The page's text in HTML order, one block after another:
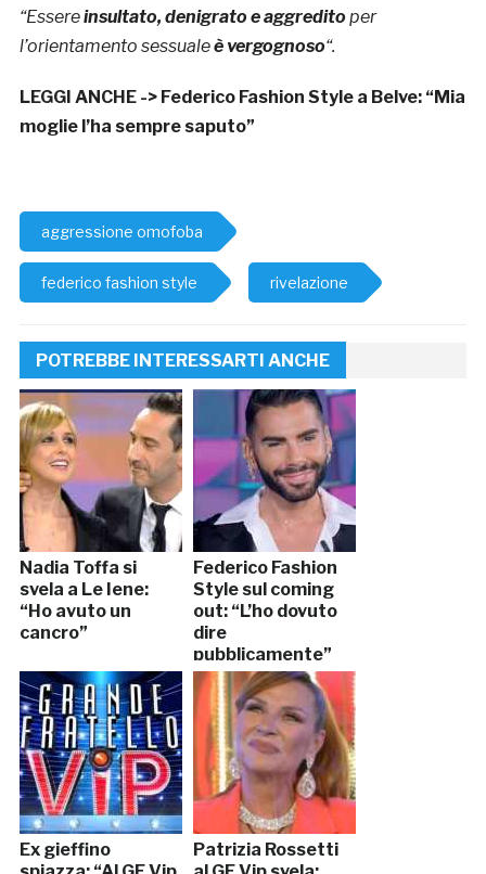
“Essereinsultato, denigrato e aggredito per
l’orientamento sessualeè vergognoso“.
LEGGI ANCHE -> Federico Fashion Style a Belve: “Mia
moglie l’ha sempre saputo”
aggressione omofoba
federico fashion style rivelazione
POTREBBE INTERESSARTI ANCHE
Nadia Toffa si
svela a Le Iene:
“Ho avuto un
cancro”
Federico Fashion
Style sul coming
out: “L’ho dovuto
dire
pubblicamente”
Ex gieffino
Patrizia Rossetti